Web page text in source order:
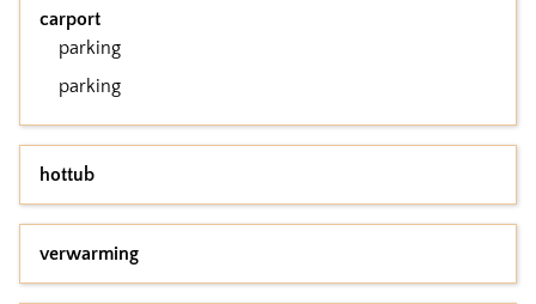
carport
parking
parking
hottub
verwarming